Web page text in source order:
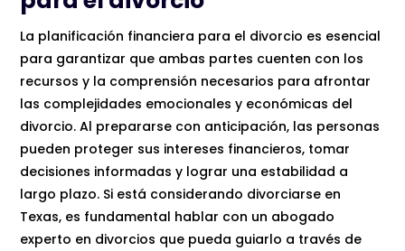
La planificación financiera para el divorcio es esencial
para garantizar que ambas partes cuenten con los
recursos y la comprensión necesarios para afrontar
las complejidades emocionales y económicas del
divorcio. Al prepararse con anticipación, las personas
pueden proteger sus intereses financieros, tomar
decisiones informadas y lograr una estabilidad a
largo plazo. Si está considerando divorciarse en
Texas, es fundamental hablar con un abogado
experto en divorcios que pueda guiarlo a través de